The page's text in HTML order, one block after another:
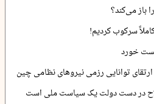
باز می‌کند؟
سرکوب کردیم!
خورد
توانایی رزمی نیروهای نظامی چین
در دست دولت یک سیاست ملی است